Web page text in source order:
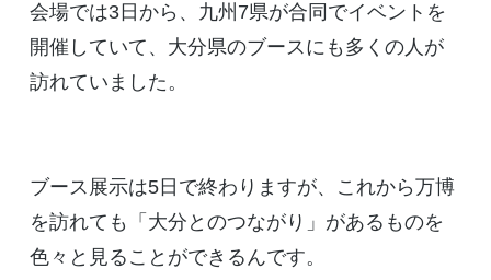
会場では3日から、九州7県が合同でイベントを
開催していて、大分県のブースにも多くの人が
訪れていました。
ブース展示は5日で終わりますが、これから万博
を訪れても「大分とのつながり」があるものを
色々と見ることができるんです。